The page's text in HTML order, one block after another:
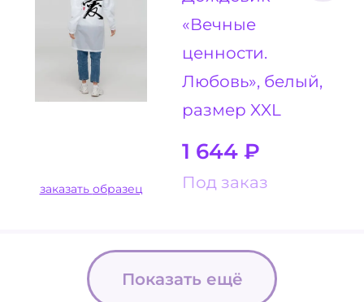
«Вечные
ценности.
Любовь», белый,
размер XXL
1 644 ₽
Под заказ
заказать образец
Показать ещё